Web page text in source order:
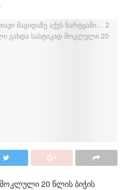
20 წლის ბიჭის